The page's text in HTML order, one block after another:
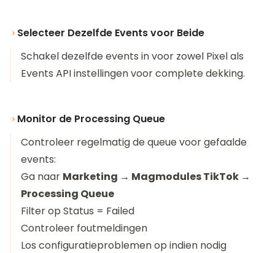
Selecteer Dezelfde Events voor Beide
Schakel dezelfde events in voor zowel Pixel als
Events API instellingen voor complete dekking.
Monitor de Processing Queue
Controleer regelmatig de queue voor gefaalde
events:
Ga naar Marketing → Magmodules TikTok →
Processing Queue
Filter op Status = Failed
Controleer foutmeldingen
Los configuratieproblemen op indien nodig